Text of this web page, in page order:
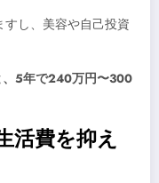
し、美容や自己投資
、5年で240万円〜300
活費を抑え